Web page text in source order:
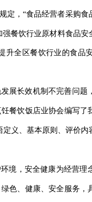
定，“食品经营者采购
餐饮行业原材料食品
全区餐饮行业的食品
展长效机制不完善问题
餐饮饭店业协会编写
定义、基本原则、评价
境，安全健康为经营
色、健康、安全服务，